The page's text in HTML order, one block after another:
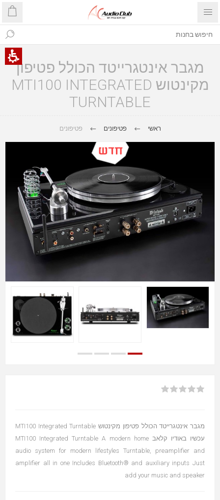
מגבר אינטגרייטד הכולל פטיפון
מקינטוש MTI100 INTEGRATED
TURNTABLE
ראשי פטיפונים פטיפונים
מגבר אינטגרייטד הכולל פטיפון מקינטוש MTI100 Integrated Turntable
עכשיו באודיו קלאב MTI100 Integrated Turntable A modern home
audio system for modern lifestyles Turntable, preamplifier and
amplifier all in one Includes Bluetooth® and auxiliary inputs Just
add your music and speaker